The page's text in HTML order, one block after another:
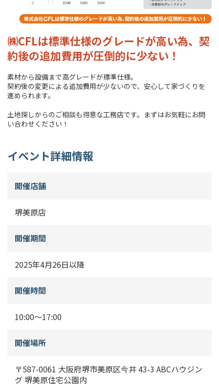
㈱CFLは標準仕様のグレードが高い為、契
約後の追加費用が圧倒的に少ない！
素材から設備まで高グレードが標準仕様。
契約後の変更による追加費用が少ないので、安心して家づくりを
進められます。
土地探しからのご相談も得意な工務店です。まずはお気軽にお問
い合わせください！
イベント詳細情報
開催店舗
堺美原店
開催期間
2025年4月26日以降
開催時間
10:00〜17:00
開催場所
〒587-0061 大阪府堺市美原区今井 43-3 ABCハウジン
グ 堺美原住宅公園内